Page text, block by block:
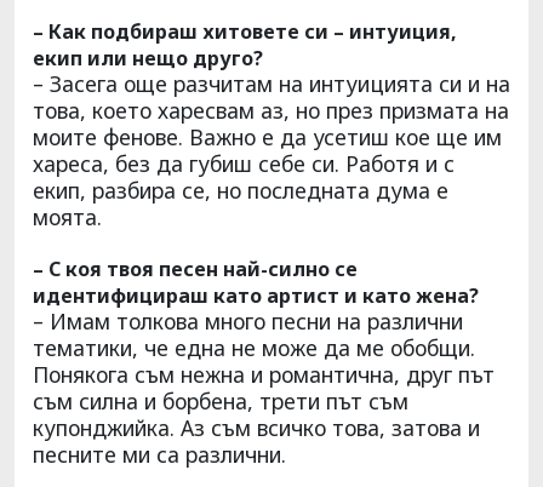
– Как подбираш хитовете си – интуиция,
екип или нещо друго?
– Засега още разчитам на интуицията си и на
това, което харесвам аз, но през призмата на
моите фенове. Важно е да усетиш кое ще им
хареса, без да губиш себе си. Работя и с
екип, разбира се, но последната дума е
моята.
– С коя твоя песен най-силно се
идентифицираш като артист и като жена?
– Имам толкова много песни на различни
тематики, че една не може да ме обобщи.
Понякога съм нежна и романтична, друг път
съм силна и борбена, трети път съм
купонджийка. Аз съм всичко това, затова и
песните ми са различни.